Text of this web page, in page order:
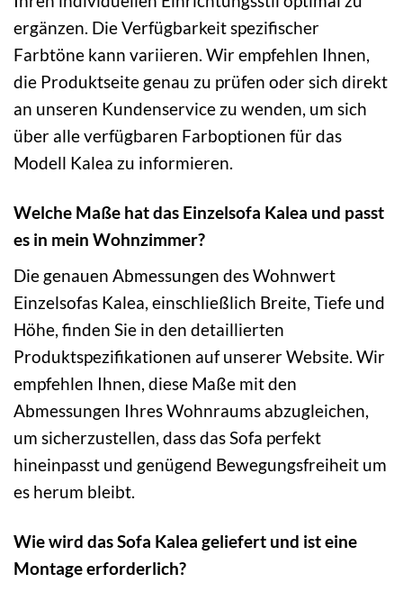
ergänzen. Die Verfügbarkeit spezifischer
Farbtöne kann variieren. Wir empfehlen Ihnen,
die Produktseite genau zu prüfen oder sich direkt
an unseren Kundenservice zu wenden, um sich
über alle verfügbaren Farboptionen für das
Modell Kalea zu informieren.
Welche Maße hat das Einzelsofa Kalea und passt
es in mein Wohnzimmer?
Die genauen Abmessungen des Wohnwert
Einzelsofas Kalea, einschließlich Breite, Tiefe und
Höhe, finden Sie in den detaillierten
Produktspezifikationen auf unserer Website. Wir
empfehlen Ihnen, diese Maße mit den
Abmessungen Ihres Wohnraums abzugleichen,
um sicherzustellen, dass das Sofa perfekt
hineinpasst und genügend Bewegungsfreiheit um
es herum bleibt.
Wie wird das Sofa Kalea geliefert und ist eine
Montage erforderlich?